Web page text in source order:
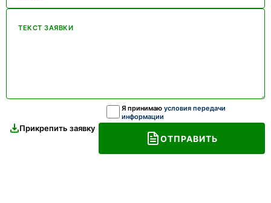
ТЕКСТ ЗАЯВКИ
Прикрепить заявку
Я принимаю условия передачи
информации
ОТПРАВИТЬ